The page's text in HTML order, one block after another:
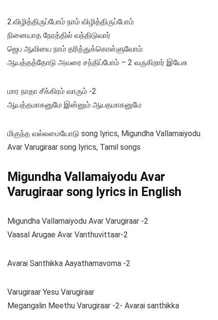
2.விழித்திருப்போம் நாம் விழித்திருப்போம்
நினையாத நேரத்தில் வந்திடுவார்
ஜெப ஆவியை நாம் தரித்துக்கொள்ளுவோம்
ஆயத்தத்தோடு அவரை சந்திப்போம் – 2 வருகிறார் இயேசு
மார நாதா சீக்கிரம் வாரும் -2
ஆயத்தமாகனுமே இன்னும் ஆயதமாகனுமே
மிகுந்த வல்லமையோடு song lyrics, Migundha Vallamaiyodu
Avar Varugiraar song lyrics, Tamil songs
Migundha Vallamaiyodu Avar
Varugiraar song lyrics in English
Migundha Vallamaiyodu Avar Varugiraar -2
Vaasal Arugae Avar Vanthuvittaar-2
Avarai Santhikka Aayathamavoma -2
Varugiraar Yesu Varugiraar
Megangalin Meethu Varugiraar -2- Avarai santhikka